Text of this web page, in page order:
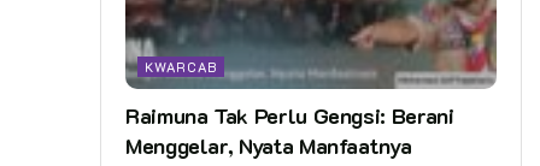
KWARCAB
Raimuna Tak Perlu Gengsi: Berani
Menggelar, Nyata Manfaatnya